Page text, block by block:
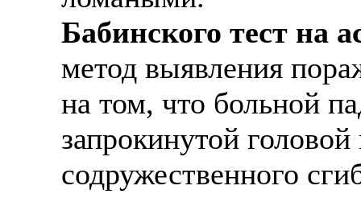
Бабинского тест на
метод выявления
на том, что больной
запрокинутой головой
содружественного